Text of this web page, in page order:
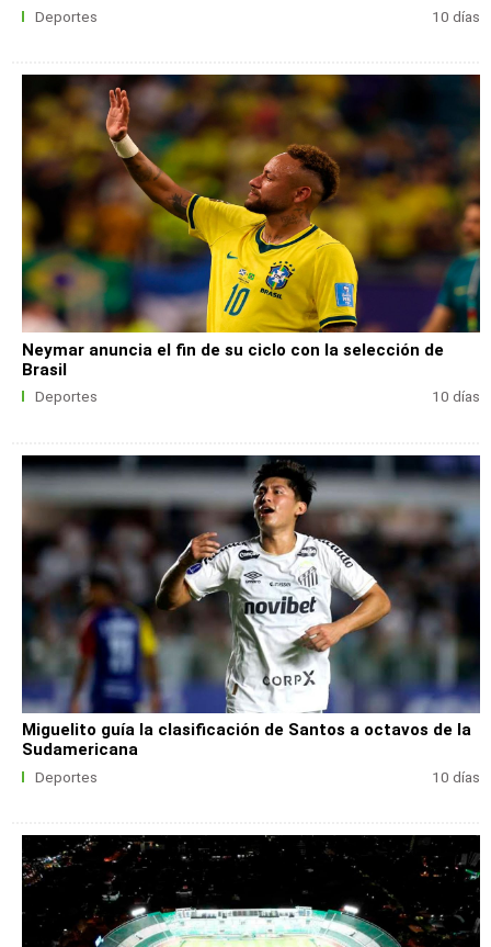
Deportes 10 días
Neymar anuncia el fin de su ciclo con la selección de
Brasil
Deportes 10 días
Miguelito guía la clasificación de Santos a octavos de la
Sudamericana
Deportes 10 días